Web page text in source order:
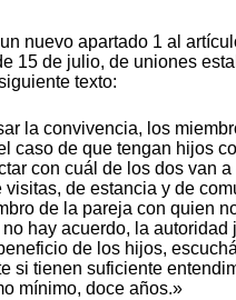
nuevo apartado 1 al
15 de julio, de uniones
texto:
la convivencia, los
caso de que tengan hijos
con cuál de los dos van a
visitas, de estancia y de
de la pareja con quien
hay acuerdo, la autoridad
de los hijos,
si tienen suficiente
mínimo, doce años.»